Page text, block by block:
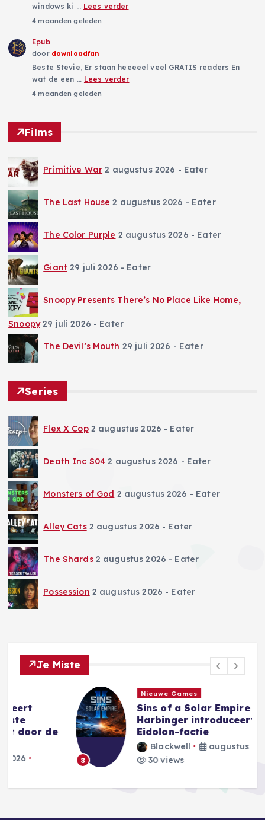
windows ki … Lees verder
4 maanden geleden
Epub
door downloadfan
Beste Stevie, Er staan heeeeel veel GRATIS readers En
wat de een … Lees verder
4 maanden geleden
Films
Primitive War 2 augustus 2026 - Eater
The Last House 2 augustus 2026 - Eater
The Color Purple 2 augustus 2026 - Eater
Giant 29 juli 2026 - Eater
Snoopy Presents There’s No Place Like Home,
Snoopy 29 juli 2026 - Eater
The Devil’s Mouth 29 juli 2026 - Eater
Series
Flex X Cop 2 augustus 2026 - Eater
Death Inc S04 2 augustus 2026 - Eater
Monsters of God 2 augustus 2026 - Eater
Alley Cats 2 augustus 2026 - Eater
The Shards 2 augustus 2026 - Eater
Possession 2 augustus 2026 - Eater
Je Miste
3
Nieuwe Games
Sins of a Solar Empire II:
Harbinger introduceert nieuwe
Eidolon-factie
Blackwell
augustus 8, 2026
30 views